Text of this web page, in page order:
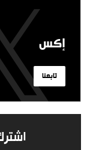
إكس
تابعنا